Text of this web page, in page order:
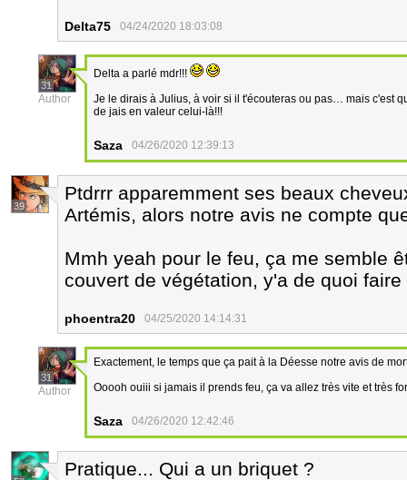
Delta75 04/24/2020 18:03:08
31
Author
Delta a parlé mdr!!!
Je le dirais à Julius, à voir si il t'écouteras ou pas… mais c'est
de jais en valeur celui-là!!!
Saza 04/26/2020 12:39:13
39
Ptdrrr apparemment ses beaux
Artémis, alors notre avis ne compte
Mmh yeah pour le feu, ça me semble
couvert de végétation, y'a de quoi
phoentra20 04/25/2020 14:14:31
31
Author
Exactement, le temps que ça pait à la Déesse notre avis de
Ooooh ouiii si jamais il prends feu, ça va allez très vite et très
Saza 04/26/2020 12:42:46
Pratique... Qui a un briquet ?